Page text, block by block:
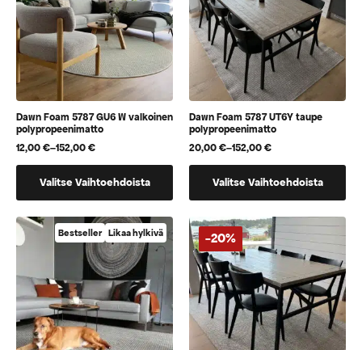
tuotteen
sivulla.
tuotteen
sivulla.
Dawn Foam 5787 GU6 W valkoinen
polypropeenimatto
12,00€–152,00€
Hintaluokka:
12,00 €
152,00 €
Valitse Vaihtoehdoista
useampi
muunnelma.
tehdä
valinnat
tuotteen
sivulla.
Dawn Foam 5787 UT6Y taupe
polypropeenimatto
20,00€–152,00€
Hintaluokka:
20,00 €
152,00 €
Valitse Vaihtoehdoista
useampi
muunnelma.
Voit
tehdä
valinnat
tuotteen
sivulla.
Bestseller Likaa hylkivä -20%